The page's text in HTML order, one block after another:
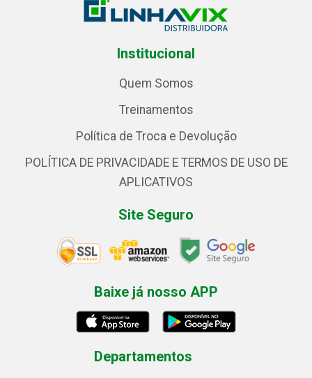
Institucional
Quem Somos
Treinamentos
Política de Troca e Devolução
POLÍTICA DE PRIVACIDADE E TERMOS DE USO DE
APLICATIVOS
Site Seguro
Baixe já nosso APP
Departamentos